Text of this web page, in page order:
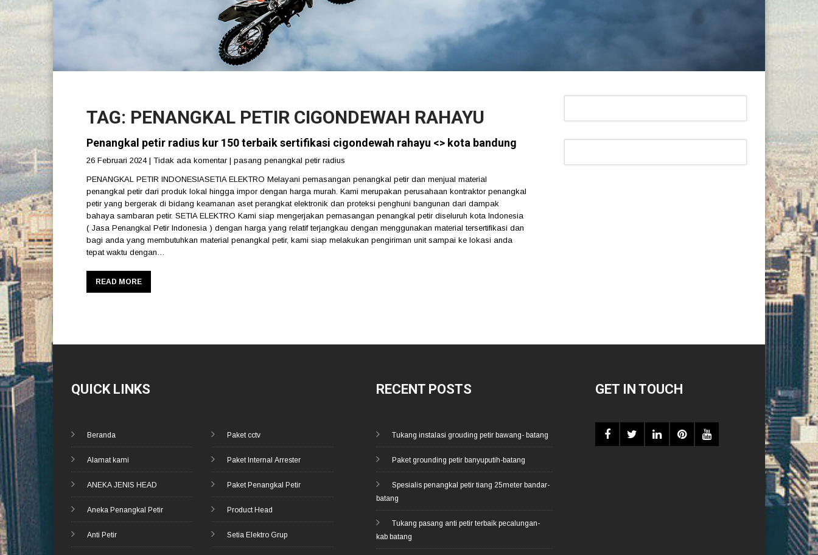
TAG: PENANGKAL PETIR CIGONDEWAH RAHAYU
Penangkal petir radius kur 150 terbaik sertifikasi cigondewah rahayu <> kota bandung
26 Februari 2024 | Tidak ada komentar | pasang penangkal petir radius
PENANGKAL PETIR INDONESIASETIA ELEKTRO Melayani pemasangan penangkal petir dan menjual material
penangkal petir dari produk lokal hingga impor dengan harga murah. Kami merupakan perusahaan kontraktor penangkal
petir yang bergerak di bidang keamanan aset perangkat elektronik dan proteksi penghuni bangunan dari dampak
bahaya sambaran petir. SETIA ELEKTRO Kami siap mengerjakan pemasangan penangkal petir diseluruh kota Indonesia
( Jasa Penangkal Petir Indonesia ) dengan harga yang relatif terjangkau dengan menggunakan material tersertifikasi dan
bagi anda yang membutuhkan material penangkal petir, kami siap melakukan pengiriman unit sampai ke lokasi anda
tepat waktu dengan…
READ MORE
QUICK LINKS
Beranda
Alamat kami
ANEKA JENIS HEAD
Aneka Penangkal Petir
Anti Petir
Paket cctv
Paket Internal Arrester
Paket Penangkal Petir
Product Head
Setia Elektro Grup
RECENT POSTS
Tukang instalasi grouding petir bawang- batang
Paket grounding petir banyuputih-batang
Spesialis penangkal petir tiang 25meter bandar-
batang
Tukang pasang anti petir terbaik pecalungan-
kab batang
GET IN TOUCH